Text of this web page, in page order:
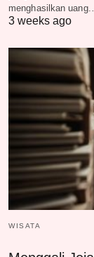
menghasilkan
3 weeks ago
WISATA